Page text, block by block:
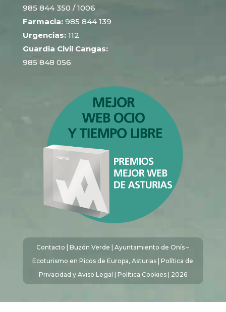
985 844 350 / 1006
Farmacia: 985 844 139
Urgencias: 112
Guardia Civil Cangas:
985 848 056
Contacto Buzón Verde | Ayuntamiento de Onís –
Ecoturismo en Picos de Europa, Asturias |Política de
Privacidad y Aviso Legal
Política Cookies| 2026